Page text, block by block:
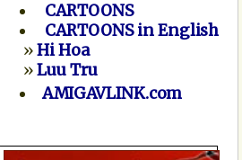
CARTOONS
CARTOONS in English
»Hi Hoa
»Luu Tru
AMIGAVLINK.com